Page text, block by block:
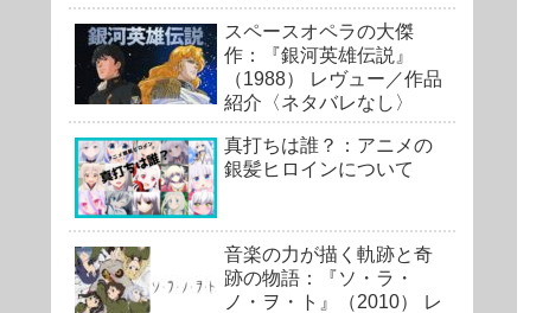
スペースオペラの大傑
作：『銀河英雄伝説』
（1988） レヴュー／作品
紹介〈ネタバレなし〉
真打ちは誰？：アニメの
銀髪ヒロインについて
音楽の力が描く軌跡と奇
跡の物語：『ソ・ラ・
ノ・ヲ・ト』（2010） レ